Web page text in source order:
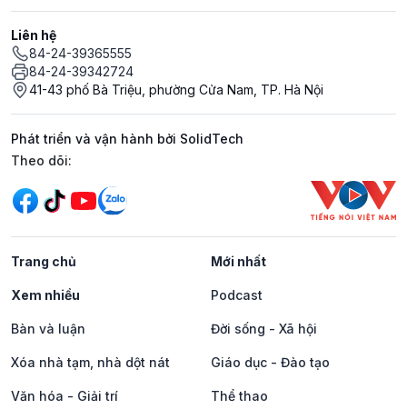
Liên hệ
84-24-39365555
84-24-39342724
41-43 phố Bà Triệu, phường Cửa Nam, TP. Hà Nội
Phát triển và vận hành bởi SolidTech
Mạng xã hội
Theo dõi:
Trang chủ Mới nhất
Xem nhiều Podcast
Bàn và luận Đời sống - Xã hội
Xóa nhà tạm, nhà dột nát Giáo dục - Đào tạo
Văn hóa - Giải trí Thể thao